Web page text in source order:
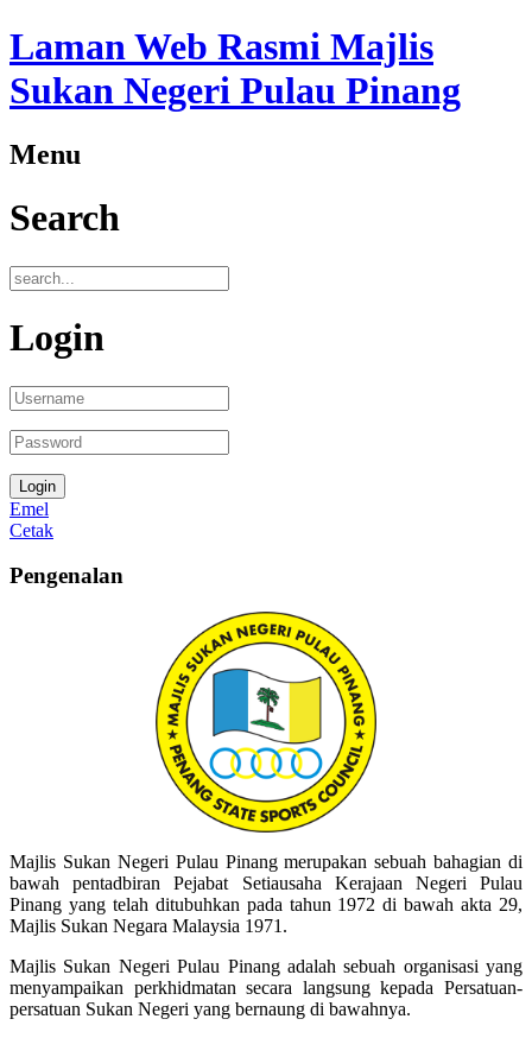
Laman Web Rasmi Majlis
Sukan Negeri Pulau Pinang
Menu
Search
Login
Emel
Cetak
Pengenalan
Majlis Sukan Negeri Pulau Pinang merupakan sebuah bahagian di
bawah pentadbiran Pejabat Setiausaha Kerajaan Negeri Pulau
Pinang yang telah ditubuhkan pada tahun 1972 di bawah akta 29,
Majlis Sukan Negara Malaysia 1971.
Majlis Sukan Negeri Pulau Pinang adalah sebuah organisasi yang
menyampaikan perkhidmatan secara langsung kepada Persatuan-
persatuan Sukan Negeri yang bernaung di bawahnya.